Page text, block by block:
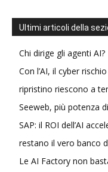
Ultimi articoli della
Chi dirige gli agenti AI?
Con l’AI, il cyber
ripristino riescono a
Seeweb, più potenza
SAP: il ROI dell’AI
restano il vero banco
Le AI Factory non